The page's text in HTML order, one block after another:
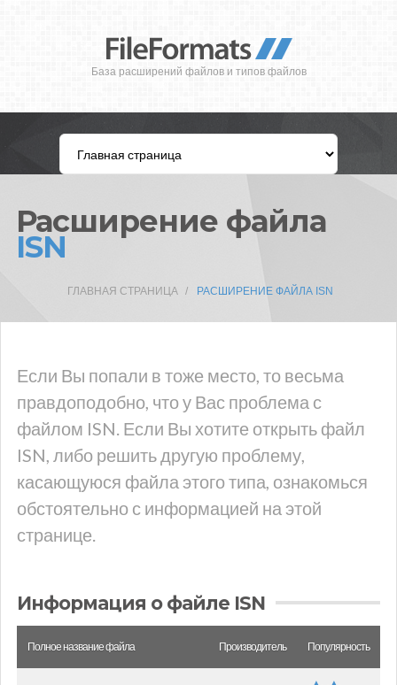
База расширений файлов и типов файлов
Расширение файла
ISN
ГЛАВНАЯ СТРАНИЦА РАСШИРЕНИЕ ФАЙЛА ISN
Если Вы попали в тоже место, то весьма
правдоподобно, что у Вас проблема с
файлом ISN. Если Вы хотите открыть файл
ISN, либо решить другую проблему,
касающуюся файла этого типа, ознакомься
обстоятельно с информацией на этой
странице.
Информация о файле ISN
Полное название файла Производитель Популярность